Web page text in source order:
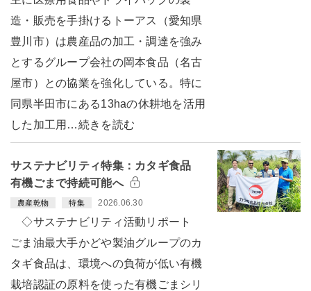
造・販売を手掛けるトーアス（愛知県
豊川市）は農産品の加工・調達を強み
とするグループ会社の岡本食品（名古
屋市）との協業を強化している。特に
同県半田市にある13haの休耕地を活用
した加工用…続きを読む
サステナビリティ特集：カタギ食品
有機ごまで持続可能へ
農産乾物 特集 2026.06.30
◇サステナビリティ活動リポート
ごま油最大手かどや製油グループのカ
タギ食品は、環境への負荷が低い有機
栽培認証の原料を使った有機ごまシリ